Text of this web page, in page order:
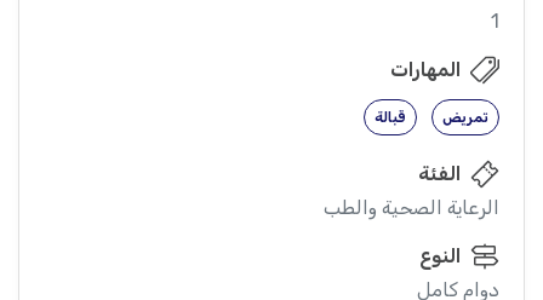
1
المهارات
تمريض قبالة
الفئة
الرعاية الصحية والطب
النوع
دوام كامل